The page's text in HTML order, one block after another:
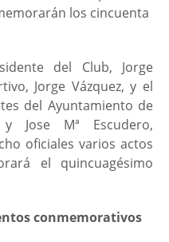
los cincuenta
del Club, Jorge
Jorge Vázquez, y el
del Ayuntamiento de
Jose Mª Escudero,
oficiales varios actos
el quincuagésimo
conmemorativos